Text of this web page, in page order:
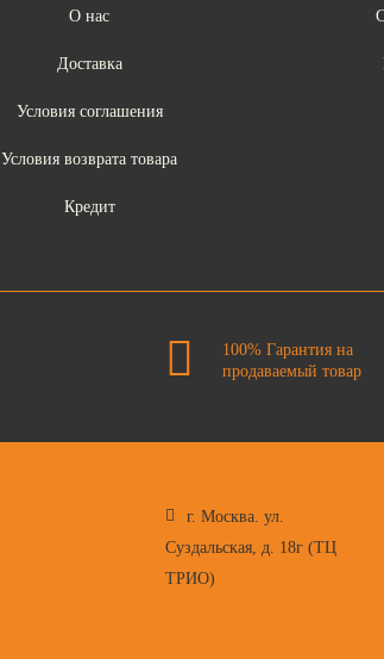
О нас
Доставка
Условия соглашения
Условия возврата товара
Кредит
100% Гарантия на
продаваемый товар
г. Москва. ул.
Суздальская, д. 18г (ТЦ
ТРИО)